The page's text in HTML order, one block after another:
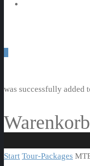
was successfully added
Warenkorb
Start Tour-Packages